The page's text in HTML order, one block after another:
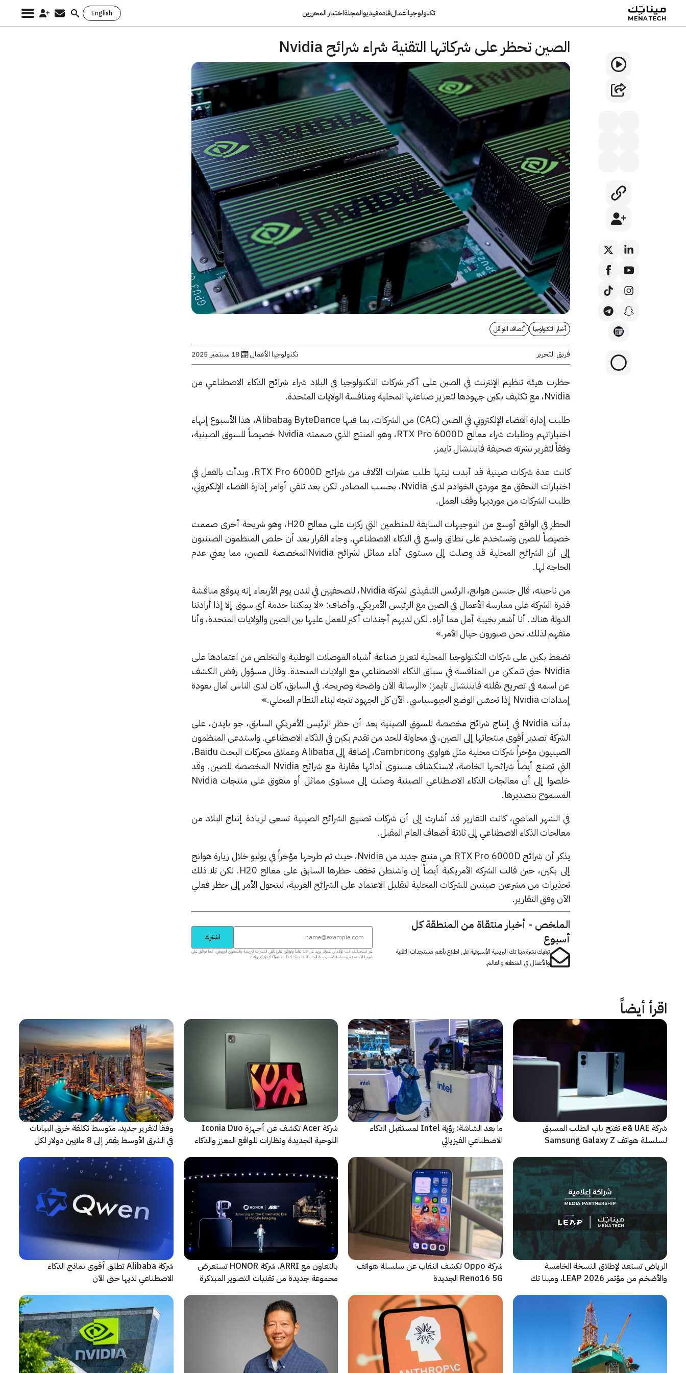
تكنولوجياأعمالقادةفيديوالمجلةاختيار المحررين English
Search
الصين تحظر على شركاتها التقنية شراء شرائح Nvidia
أخبار التكنولوجيا أنصاف النواقل
فريق التحرير تكنولوجيا الأعمال 18 سبتمبر, 2025
حظرت هيئة تنظيم الإنترنت في الصين على أكبر شركات التكنولوجيا في البلاد شراء شرائح الذكاء الاصطناعي من
Nvidia، مع تكثيف بكين جهودها لتعزيز صناعتها المحلية ومنافسة الولايات المتحدة.
طلبت إدارة الفضاء الإلكتروني في الصين (CAC) من الشركات، بما فيها ByteDance وAlibaba، هذا الأسبوع إنهاء
اختباراتهم وطلبات شراء معالج RTX Pro 6000D، وهو المنتج الذي صممته Nvidia خصيصاً للسوق الصينية،
وفقاً لتقرير نشرته صحيفة فايننشال تايمز.
كانت عدة شركات صينية قد أبدت نيتها طلب عشرات الآلاف من شرائح RTX Pro 6000D، وبدأت بالفعل في
اختبارات التحقق مع موردي الخوادم لدى Nvidia، بحسب المصادر. لكن بعد تلقي أوامر إدارة الفضاء الإلكتروني،
طلبت الشركات من مورديها وقف العمل.
الحظر في الواقع أوسع من التوجيهات السابقة للمنظمين التي ركزت على معالج H20، وهو شريحة أخرى صممت
خصيصاً للصين وتستخدم على نطاق واسع في الذكاء الاصطناعي. وجاء القرار بعد أن خلص المنظمون الصينيون
إلى أن الشرائح المحلية قد وصلت إلى مستوى أداء مماثل لشرائح Nvidiaالمخصصة للصين، مما يعني عدم
الحاجة لها.
من ناحيته، قال جنسن هوانج، الرئيس التنفيذي لشركة Nvidia، للصحفيين في لندن يوم الأربعاء إنه يتوقع مناقشة
قدرة الشركة على ممارسة الأعمال في الصين مع الرئيس الأمريكي. وأضاف: «لا يمكننا خدمة أي سوق إلا إذا أرادتنا
الدولة هناك. أنا أشعر بخيبة أمل مما أراه. لكن لديهم أجندات أكبر للعمل عليها بين الصين والولايات المتحدة، وأنا
متفهم لذلك. نحن صبورون حيال الأمر.»
تضغط بكين على شركات التكنولوجيا المحلية لتعزيز صناعة أشباه الموصلات الوطنية والتخلص من اعتمادها على
Nvidia حتى تتمكن من المنافسة في سباق الذكاء الاصطناعي مع الولايات المتحدة. وقال مسؤول رفض الكشف
عن اسمه في تصريح نقلته فايننشال تايمز: «الرسالة الآن واضحة وصريحة. في السابق، كان لدى الناس آمال بعودة
إمدادات Nvidia إذا تحسّن الوضع الجيوسياسي. الآن كل الجهود تتجه لبناء النظام المحلي.»
بدأت Nvidia في إنتاج شرائح مخصصة للسوق الصينية بعد أن حظر الرئيس الأمريكي السابق، جو بايدن، على
الشركة تصدير أقوى منتجاتها إلى الصين، في محاولة للحد من تقدم بكين في الذكاء الاصطناعي. واستدعى المنظمون
الصينيون مؤخراً شركات محلية مثل هواوي وCambricon، إضافة إلى Alibaba وعملاق محركات البحث Baidu،
التي تصنع أيضاً شرائحها الخاصة، لاستكشاف مستوى أدائها مقارنة مع شرائح Nvidia المخصصة للصين. وقد
خلصوا إلى أن معالجات الذكاء الاصطناعي الصينية وصلت إلى مستوى مماثل أو متفوق على منتجات Nvidia
المسموح بتصديرها.
في الشهر الماضي، كانت التقارير قد أشارت إلى أن شركات تصنيع الشرائح الصينية تسعى لزيادة إنتاج البلاد من
معالجات الذكاء الاصطناعي إلى ثلاثة أضعاف العام المقبل.
يذكر أن شرائح RTX Pro 6000D هي منتج جديد من Nvidia، حيث تم طرحها مؤخراً في يوليو خلال زيارة هوانج
إلى بكين، حين قالت الشركة الأمريكية أيضاً إن واشنطن تخفف حظرها السابق على معالج H20. لكن تلا ذلك
تحذيرات من مشرعين صينيين للشركات المحلية لتقليل الاعتماد على الشرائح الغربية، ليتحول الأمر إلى حظر فعلي
الآن وفق التقارير.
الملخص - أخبار منتقاة من المنطقة كل
أسبوع
تبقيك نشرة مينا تك البريدية الأسبوعية على اطلاع بأهم مستجدات التقنية
والأعمال في المنطقة والعالم.
اشترك
عبر تسجيلك، أنت تؤكد أن عمرك يزيد عن 18 عاماً وتوافق على تلقي النشرات البريدية والمحتوى الترويجي، كما توافق على
شروط الاستخدام وسياسة الخصوصية الخاصة بنا. يمكنك إلغاء اشتراكك في أي وقت.
اقرأ أيضاً
شركة e& UAE تفتح باب الطلب المسبق
لسلسلة هواتف Samsung Galaxy Z
ﻣا بعد الشاشة: رؤية Intel لمستقبل اﻟذﻛﺎء
الاصطناعي الفيزيائي
شركة Acer تكشف عن أجهزة Iconia Duo
اللوحية الجديدة ونظارات للواقع المعزز والذكاء
وفقاً لتقرير جديد، متوسط تكلفة خرق البيانات
في الشرق الأوسط يقفز إلى 8 ملايين دولار لكل
الرياض تستعد لإطلاق النسخة الخامسة
والأضخم من مؤتمر LEAP 2026، ومينا تك
شركة Oppo تكشف النقاب عن سلسلة هواتف
Reno16 5G الجديدة
بالتعاون مع ARRI، شركة HONOR تستعرض
مجموعة جديدة من تقنيات التصوير المبتكرة
شركة Alibaba تطلق أقوى نماذج الذكاء
الاصطناعي لديها حتى الآن